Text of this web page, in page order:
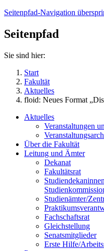
Seitenpfad-Navigation
Seitenpfad
Sie sind hier:
Start
Fakultät
Aktuelles
floid: Neues Format
Aktuelles
Veranstaltungen
Über die Fakultät
Leitung und Ämter
Dekanat
Fakultätsrat
Studienämter/
Fachschaftsrat
Gleichstellung
Senatsmitglieder
Erste Hilfe/